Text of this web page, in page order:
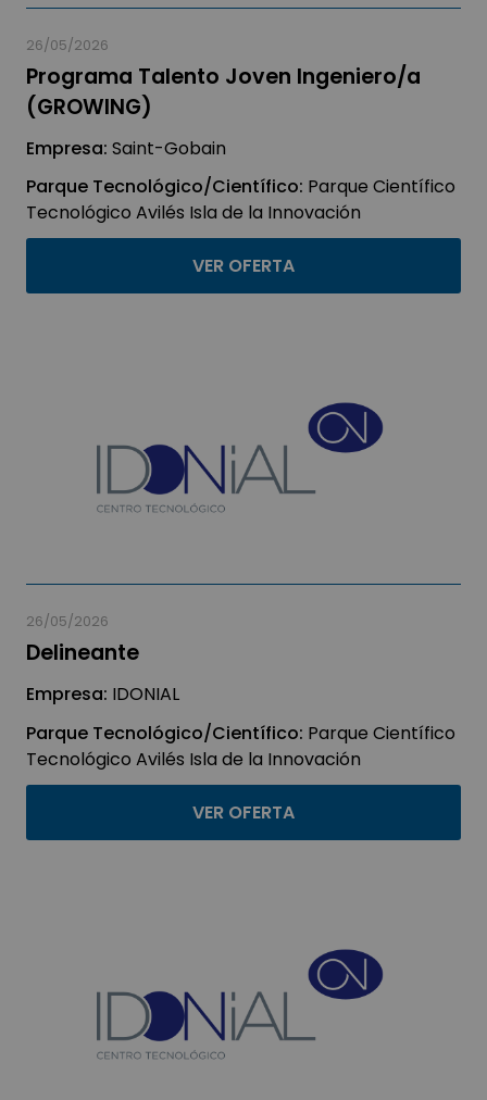
26/05/2026
Programa Talento Joven Ingeniero/a
(GROWING)
Empresa: Saint-Gobain
Parque Tecnológico/Científico: Parque Científico
Tecnológico Avilés Isla de la Innovación
VER OFERTA
26/05/2026
Delineante
Empresa: IDONIAL
Parque Tecnológico/Científico: Parque Científico
Tecnológico Avilés Isla de la Innovación
VER OFERTA